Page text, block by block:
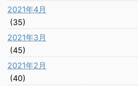
2021年4月
(35)
2021年3月
(45)
2021年2月
(40)